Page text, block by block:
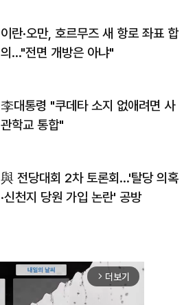
이란·오만, 호르무즈 새 항로 좌표 합
의…"전면 개방은 아냐"
李대통령 "쿠데타 소지 없애려면 사
관학교 통합"
與 전당대회 2차 토론회…'탈당 의혹
·신천지 당원 가입 논란' 공방
arrow_forward_ios 더보기